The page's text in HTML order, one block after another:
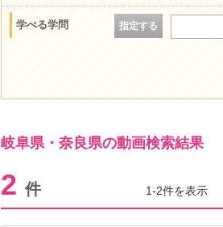
学べる学問 指定する
岐阜県・奈良県の動画検索結果
2 件 1-2件を表示